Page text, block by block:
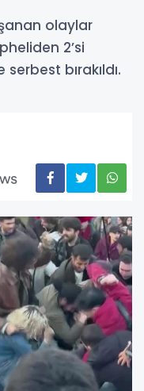
olaylar
2’si
bırakıldı.